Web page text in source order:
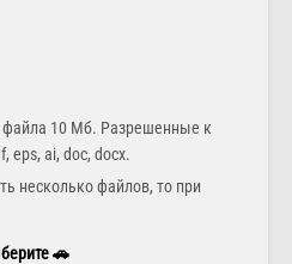
10 Мб. Разрешенные к
eps, ai, doc, docx.
несколько файлов, то при
🚗